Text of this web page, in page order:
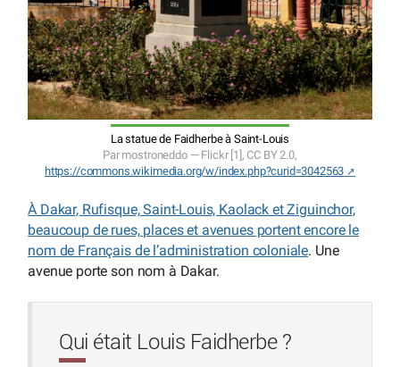
La statue de Faidherbe à Saint-Louis
Par mostroneddo — Flickr [1], CC BY 2.0,
https://commons.wikimedia.org/w/index.php?curid=3042563
À Dakar, Rufisque, Saint-Louis, Kaolack et Ziguinchor,
beaucoup de rues, places et avenues portent encore le
nom de Français de l’administration coloniale. Une
avenue porte son nom à Dakar.
Qui était Louis Faidherbe ?